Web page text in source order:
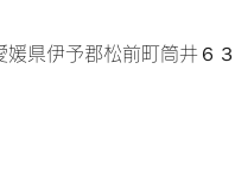
県伊予郡松前町筒井６